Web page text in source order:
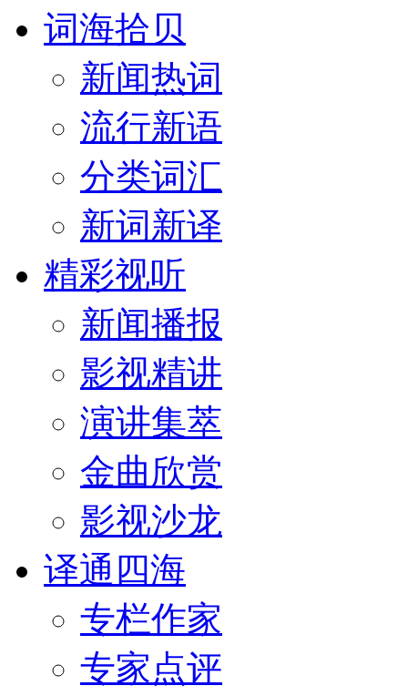
词海拾贝
新闻热词
流行新语
分类词汇
新词新译
精彩视听
新闻播报
影视精讲
演讲集萃
金曲欣赏
影视沙龙
译通四海
专栏作家
专家点评